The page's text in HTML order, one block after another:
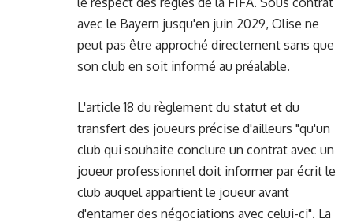
avec le Bayern jusqu'en juin 2029, Olise ne
peut pas être approché directement sans que
son club en soit informé au préalable.
L'article 18 du règlement du statut et du
transfert des joueurs précise d'ailleurs "qu'un
club qui souhaite conclure un contrat avec un
joueur professionnel doit informer par écrit le
club auquel appartient le joueur avant
d'entamer des négociations avec celui-ci". La